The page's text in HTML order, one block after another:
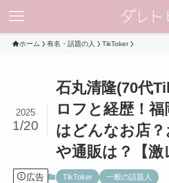
ホーム 有名・話題の人 TikToker
石丸清隆(70代
ロフと経歴！
はどんなお店
や通販は？【激
2025
1/20
広告 TikToker 一般の話題人